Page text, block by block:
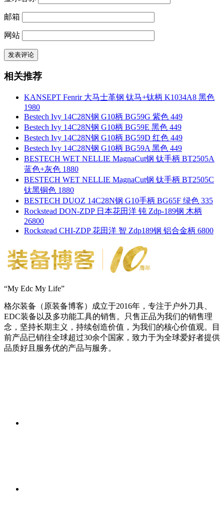
邮箱
网站
相关推荐
KANSEPT Fenrir 大马士革钢 钛马+钛柄 K1034A8 黑色
1980
Bestech Ivy 14C28N钢 G10柄 BG59G 紫色 449
Bestech Ivy 14C28N钢 G10柄 BG59E 黑色 449
Bestech Ivy 14C28N钢 G10柄 BG59D 红色 449
Bestech Ivy 14C28N钢 G10柄 BG59A 黑色 449
BESTECH WET NELLIE MagnaCut钢 钛手柄 BT2505A
蓝色+灰色 1880
BESTECH WET NELLIE MagnaCut钢 钛手柄 BT2505C
钛黑铜色 1880
BESTECH DUOZ 14C28N钢 G10手柄 BG65F 绿色 335
Rockstead DON-ZDP 日本花田洋 钝 Zdp-189钢 木柄
26800
Rockstead CHI-ZDP 花田洋 智 Zdp189钢 铝合金柄 6800
“My Edc My Life”
格尔装备（原装备博客）成立于2016年，专注于户外刀具、
EDC装备以及多功能工具的销售。只售正品为我们的销售理
念，坚持长期主义，持续创造价值，为我们的核心价值观。目
前产品已销往全球超过30余个国家，致力于为全球爱好者提供
品质好且服务优的产品与服务。